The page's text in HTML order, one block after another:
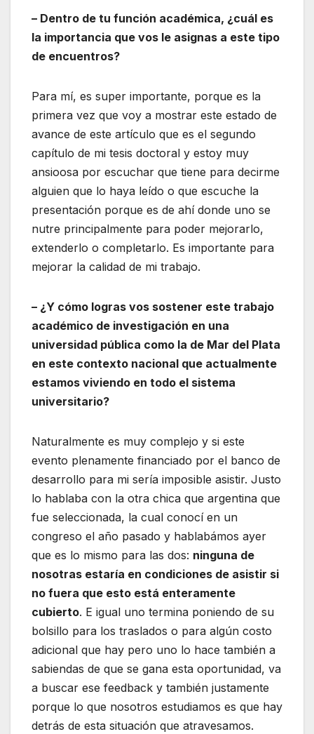
– Dentro de tu función académica, ¿cuál es
la importancia que vos le asignas a este tipo
de encuentros?
Para mí, es super importante, porque es la
primera vez que voy a mostrar este estado de
avance de este artículo que es el segundo
capítulo de mi tesis doctoral y estoy muy
ansioosa por escuchar que tiene para decirme
alguien que lo haya leído o que escuche la
presentación porque es de ahí donde uno se
nutre principalmente para poder mejorarlo,
extenderlo o completarlo. Es importante para
mejorar la calidad de mi trabajo.
– ¿Y cómo logras vos sostener este trabajo
académico de investigación en una
universidad pública como la de Mar del Plata
en este contexto nacional que actualmente
estamos viviendo en todo el sistema
universitario?
Naturalmente es muy complejo y si este
evento plenamente financiado por el banco de
desarrollo para mi sería imposible asistir. Justo
lo hablaba con la otra chica que argentina que
fue seleccionada, la cual conocí en un
congreso el año pasado y hablabámos ayer
que es lo mismo para las dos: ninguna de
nosotras estaría en condiciones de asistir si
no fuera que esto está enteramente
cubierto. E igual uno termina poniendo de su
bolsillo para los traslados o para algún costo
adicional que hay pero uno lo hace también a
sabiendas de que se gana esta oportunidad, va
a buscar ese feedback y también justamente
porque lo que nosotros estudiamos es que hay
detrás de esta situación que atravesamos.